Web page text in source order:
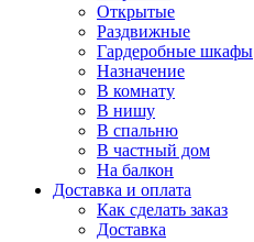
Открытые
Раздвижные
Гардеробные шкафы
Назначение
В комнату
В нишу
В спальню
В частный дом
На балкон
Доставка и оплата
Как сделать заказ
Доставка